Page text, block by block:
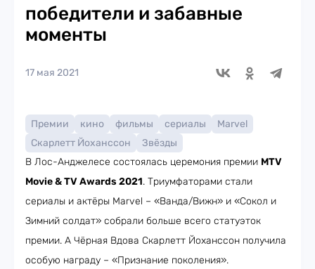
победители и забавные
моменты
17 мая 2021
Премии кино фильмы сериалы
Marvel
Скарлетт Йоханссон
Звёзды
В Лос-Анджелесе состоялась церемония премии MTV
Movie & TV Awards 2021. Триумфаторами стали
сериалы и актёры Marvel – «Ванда/Вижн» и «Сокол и
Зимний солдат» собрали больше всего статуэток
премии. А Чёрная Вдова Скарлетт Йоханссон получила
особую награду – «Признание поколения».